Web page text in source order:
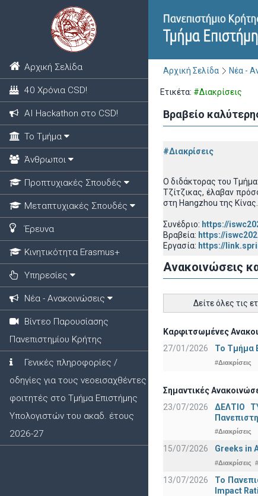
Αρχική Σελίδα
40 Χρόνια CSD!
ΑΙ Hackathon στο CSD!
Το Τμήμα
Άνθρωποι
Προπτυχιακές Σπουδές
Μεταπτυχιακές Σπουδές
Έρευνα
Κινητικότητα Erasmus+
Υπηρεσίες
Νέα - Ανακοινώσεις
Βίντεο Παρουσίασης
Πανεπιστημίου Κρήτης
Γενικές πληροφορίες /
οδηγίες για τους νεοεισαχθέντες
φοιτητές στο Τμήμα Επιστήμης
Υπολογιστών του ακαδ. έτους
2026-27
Αρχική Σελίδα Νέα -
Ετικέτα: #Διακρίσεις
Βραβείο
#Διακρίσεις
Ο διδάκτορας του
Τζίτζικας, έλαβαν
στη Hangzhou της
Συνέδριο: https://
Βραβεία: https://
Εργασία: https://
Ανακοινώσεις
Δείτε όλες τις
Καρφιτσωμένες
27/01/2026
Το Τμήμα
#Διακρίσεις
Σημαντικές
23/07/2026
ΔΕΛΤΙΟ
#Διακρίσεις
15/07/2026 Greeks in
#Διακρίσεις
13/07/2026
Το
Impact